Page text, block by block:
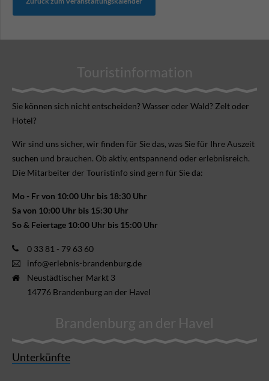
Touristinformation
Sie können sich nicht ent­scheiden? Wasser oder Wald? Zelt oder
Hotel?
Wir sind uns sicher, wir finden für Sie das, was Sie für Ihre Aus­zeit
suchen und brauchen. Ob aktiv, ent­spannend oder erlebnis­reich.
Die Mitarbeiter der Touristinfo sind gern für Sie da:
Mo - Fr von 10:00 Uhr bis 18:30 Uhr
Sa von 10:00 Uhr bis 15:30 Uhr
So & Feiertage 10:00 Uhr bis 15:00 Uhr
0 33 81 - 79 63 60
info@erlebnis-brandenburg.de
Neustädtischer Markt 3
14776 Brandenburg an der Havel
Brandenburg an der Havel
Unterkünfte